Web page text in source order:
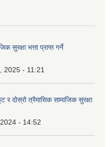
सुरक्षा भत्ता प्राप्त गर्ने
2025 - 11:21
त्रैमासिक सामाजिक सुरक्षा
- 14:52